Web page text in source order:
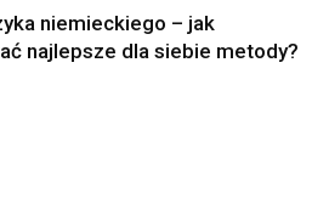
niemieckiego – jak
najlepsze dla siebie metody?